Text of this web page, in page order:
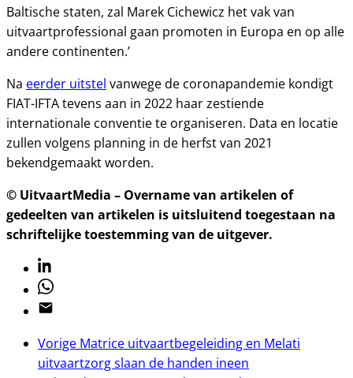
Baltische staten, zal Marek Cichewicz het vak van
uitvaartprofessional gaan promoten in Europa en op alle
andere continenten.’
Na eerder uitstel vanwege de coronapandemie kondigt
FIAT-IFTA tevens aan in 2022 haar zestiende
internationale conventie te organiseren. Data en locatie
zullen volgens planning in de herfst van 2021
bekendgemaakt worden.
© UitvaartMedia – Overname van artikelen of
gedeelten van artikelen is uitsluitend toegestaan na
schriftelijke toestemming van de uitgever.
Linkedin
Whatsapp
Email
Vorige Matrice uitvaartbegeleiding en Melati
uitvaartzorg slaan de handen ineen